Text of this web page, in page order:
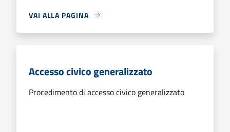
VAI ALLA PAGINA
Accesso civico generalizzato
Procedimento di accesso civico generalizzato